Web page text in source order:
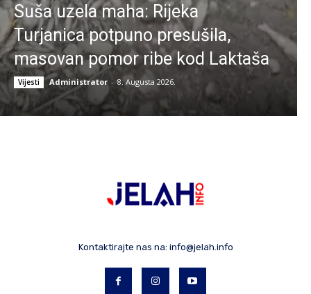
Suša uzela maha: Rijeka
Turjanica potpuno presušila,
masovan pomor ribe kod Laktaša
Vijesti Administrator - 8. Augusta 2026.
Kontaktirajte nas na: info@jelah.info